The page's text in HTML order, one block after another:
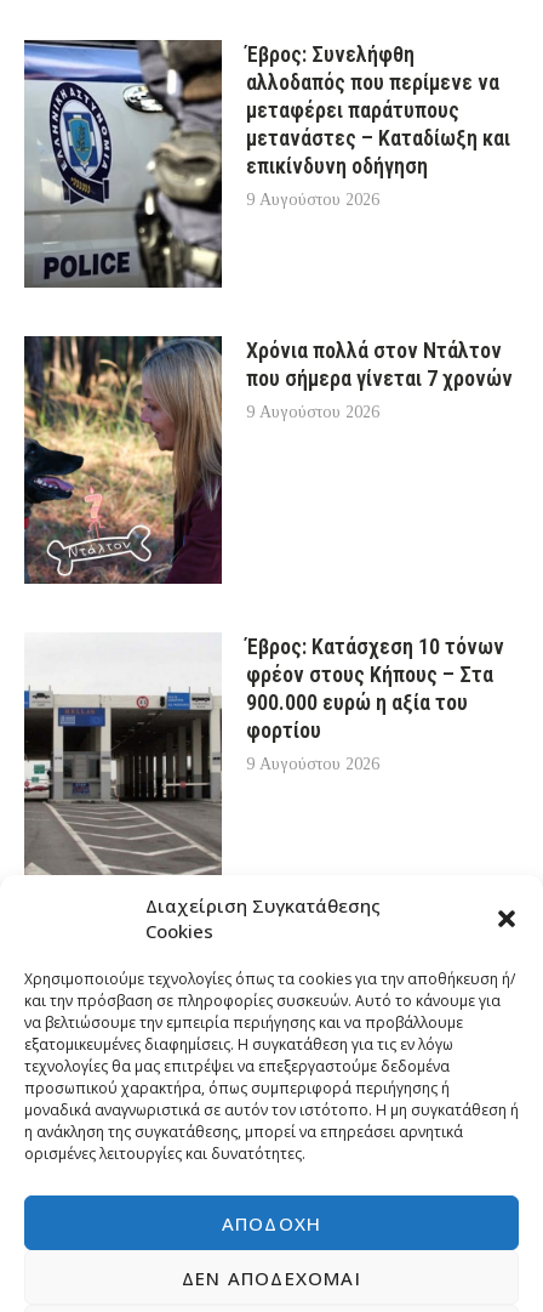
Διαχείριση Συγκατάθεσης
Cookies
Χρησιμοποιούμε τεχνολογίες όπως τα cookies για την αποθήκευση ή/
και την πρόσβαση σε πληροφορίες συσκευών. Αυτό το κάνουμε για
να βελτιώσουμε την εμπειρία περιήγησης και να προβάλλουμε
εξατομικευμένες διαφημίσεις. Η συγκατάθεση για τις εν λόγω
τεχνολογίες θα μας επιτρέψει να επεξεργαστούμε δεδομένα
προσωπικού χαρακτήρα, όπως συμπεριφορά περιήγησης ή
μοναδικά αναγνωριστικά σε αυτόν τον ιστότοπο. Η μη συγκατάθεση ή
η ανάκληση της συγκατάθεσης, μπορεί να επηρεάσει αρνητικά
ορισμένες λειτουργίες και δυνατότητες.
ΑΠΟΔΟΧΉ
ΔΕΝ ΑΠΟΔΈΧΟΜΑΙ
Έβρος: Συνελήφθη
αλλοδαπός που περίμενε να
μεταφέρει παράτυπους
μετανάστες – Καταδίωξη και
επικίνδυνη οδήγηση
9 Αυγούστου 2026
Χρόνια πολλά στον Ντάλτον
που σήμερα γίνεται 7 χρονών
9 Αυγούστου 2026
Έβρος: Κατάσχεση 10 τόνων
φρέον στους Κήπους – Στα
900.000 ευρώ η αξία του
φορτίου
9 Αυγούστου 2026